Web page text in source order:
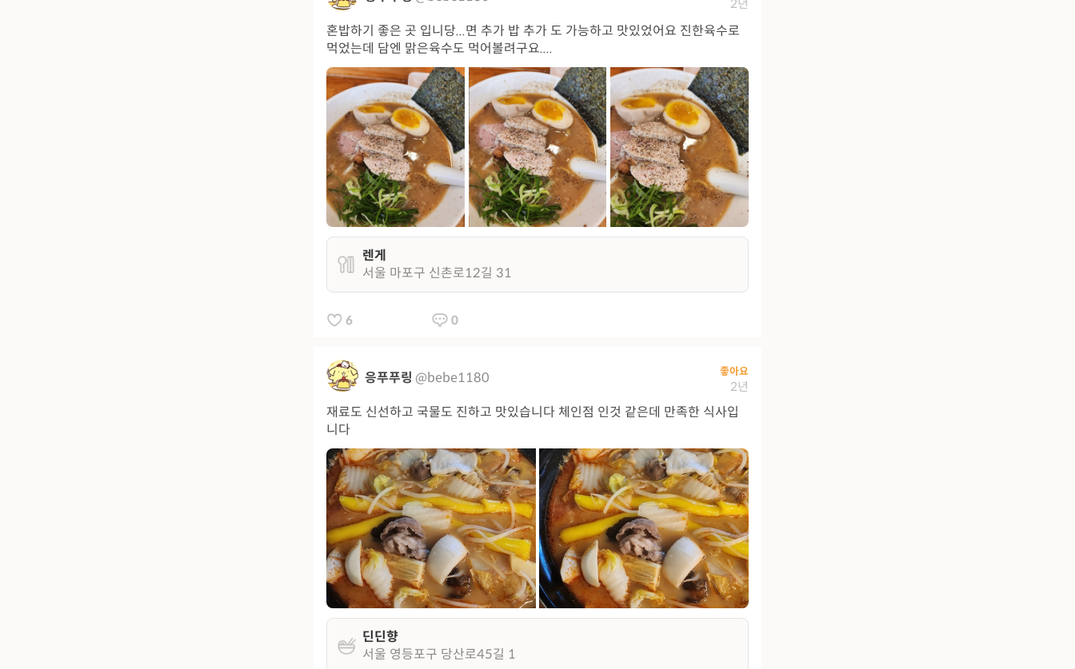
2년
혼밥하기 좋은 곳 입니당...면 추가 밥 추가 도 가능하고 맛있었어요 진한육수로
먹었는데 담엔 맑은육수도 먹어볼려구요....
렌게
서울 마포구 신촌로12길 31
6 0
응푸푸링 @bebe1180 좋아요
2년
재료도 신선하고 국물도 진하고 맛있습니다 체인점 인것 같은데 만족한 식사입
니다
딘딘향
서울 영등포구 당산로45길 1